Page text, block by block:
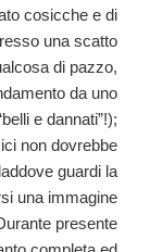
cosicche e di
una scatto
di pazzo,
da uno
e dannati”!);
non dovrebbe
guardi la
una immagine
presente